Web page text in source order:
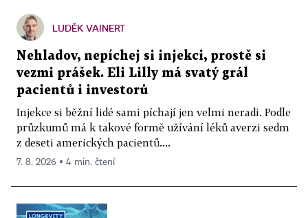
LUDĚK VAINERT
Nehladov, nepíchej si injekci, prostě si
vezmi prášek. Eli Lilly má svatý grál
pacientů i investorů
Injekce si běžní lidé sami píchají jen velmi neradi. Podle
průzkumů má k takové formě užívání léků averzi sedm
z deseti amerických pacientů....
7. 8. 2026 ▪ 4 min. čtení